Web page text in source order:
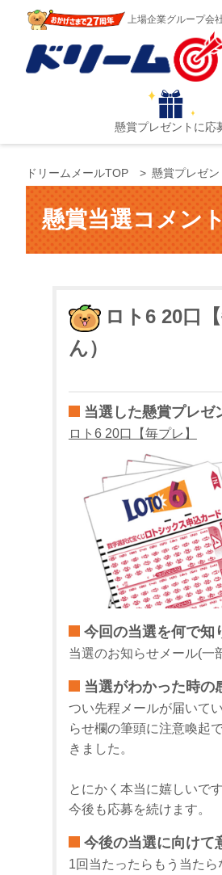
上場企業グループ会
懸賞プレゼントに応
ドリームメールTOP 懸賞プレゼン
懸賞当選コメント
ロト6 20口
ん）
当選した懸賞プレゼ
ロト6 20口【毎プレ】
今回の当選を何で知
当選のお知らせメール(一
当選がわかった時の
つい先程メールが届いて
らせ欄の筆頭に注意喚起
きました。
とにかく本当に嬉しいで
今後も応募を続けます。
今後の当選に向けて
1回当たったらもう当た